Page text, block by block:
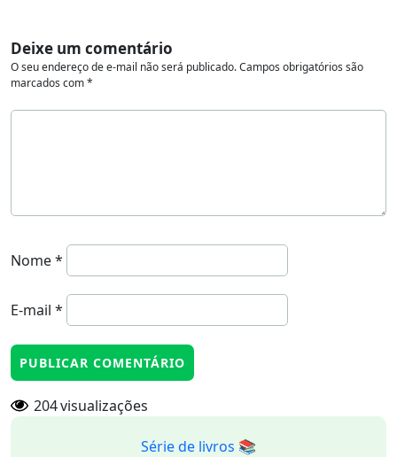
Deixe um comentário
O seu endereço de e-mail não será publicado.Campos obrigatórios são
marcados com*
Nome*
E-mail *
204visualizações
Série de livros 📚